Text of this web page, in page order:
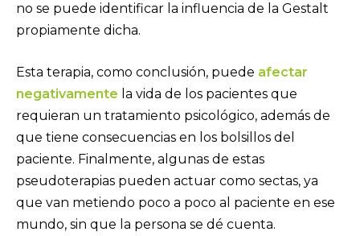
no se puede identificar la influencia de la Gestalt
propiamente dicha.
Esta terapia, como conclusión, puede afectar
negativamente la vida de los pacientes que
requieran un tratamiento psicológico, además de
que tiene consecuencias en los bolsillos del
paciente. Finalmente, algunas de estas
pseudoterapias pueden actuar como sectas, ya
que van metiendo poco a poco al paciente en ese
mundo, sin que la persona se dé cuenta.